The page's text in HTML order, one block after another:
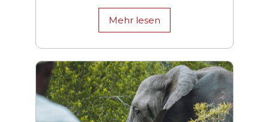
abzuschalten
Mehr lesen